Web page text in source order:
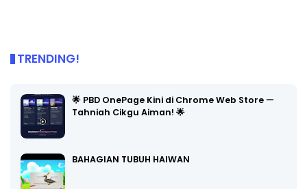
TRENDING!
🌟 PBD OnePage Kini di Chrome Web Store —
Tahniah Cikgu Aiman! 🌟
BAHAGIAN TUBUH HAIWAN